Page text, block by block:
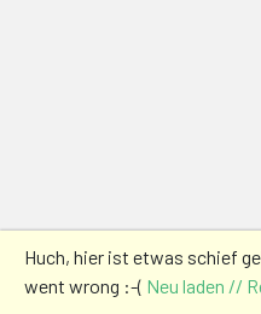
Huch, hier ist etwas schief
went wrong :-( Neu laden //